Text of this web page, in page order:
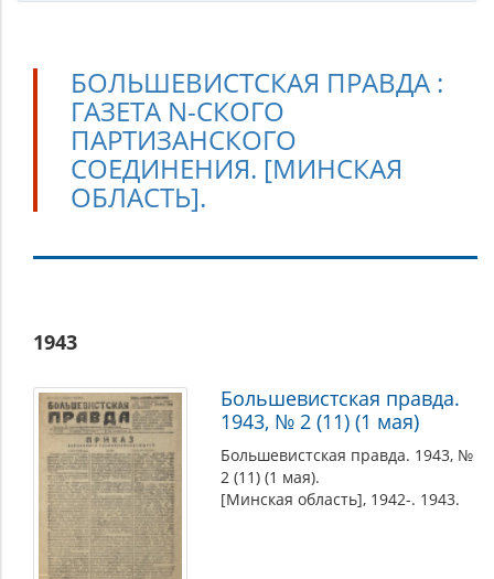
БОЛЬШЕВИСТСКАЯ ПРАВДА :
ГАЗЕТА N-СКОГО
ПАРТИЗАНСКОГО
СОЕДИНЕНИЯ. [МИНСКАЯ
ОБЛАСТЬ].
правда
:
газета
N-
ского
партизанского
соединения.
[Минская
1943
Большевистская правда.
1943, № 2 (11) (1 мая)
Большевистская правда. 1943, №
2 (11) (1 мая).
[Минская область], 1942-. 1943.